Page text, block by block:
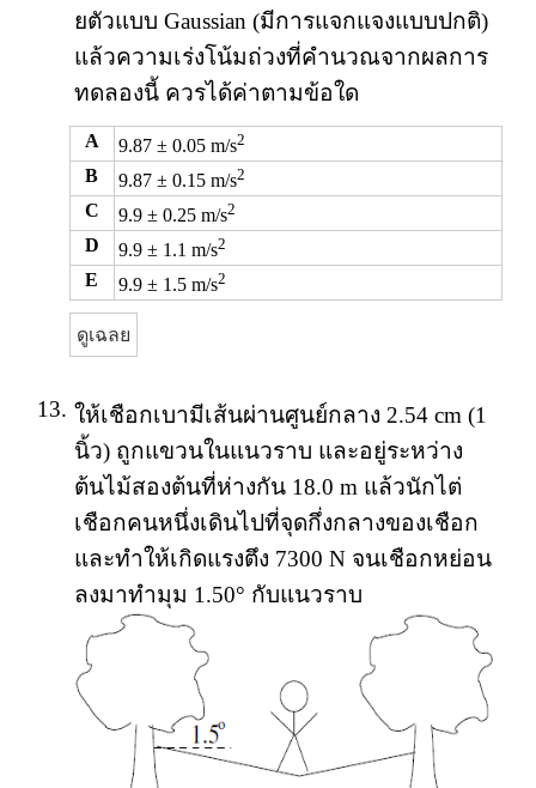
ยตัวแบบ Gaussian (มีการแจกแจงแบบปกติ)
แล้วความเร่งโน้มถ่วงที่คำนวณจากผลการ
ทดลองนี้ ควรได้ค่าตามข้อใด
A 9.87 ± 0.05 m/s2
B 9.87 ± 0.15 m/s2
C 9.9 ± 0.25 m/s2
D 9.9 ± 1.1 m/s2
E 9.9 ± 1.5 m/s2
ดูเฉลย
13. ให้เชือกเบามีเส้นผ่านศูนย์กลาง 2.54 cm (1
นิ้ว) ถูกแขวนในแนวราบ และอยู่ระหว่าง
ต้นไม้สองต้นที่ห่างกัน 18.0 m แล้วนักไต่
เชือกคนหนึ่งเดินไปที่จุดกึ่งกลางของเชือก
และทำให้เกิดแรงตึง 7300 N จนเชือกหย่อน
ลงมาทำมุม 1.50° กับแนวราบ